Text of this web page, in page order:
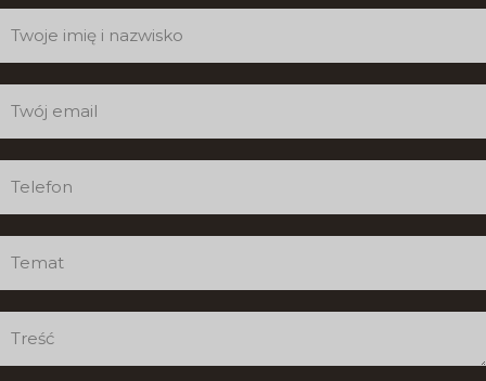
kontaktowy